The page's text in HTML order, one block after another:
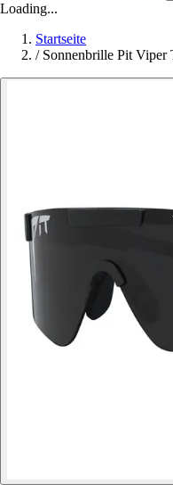
Loading...
Startseite
/ Sonnenbrille Pit